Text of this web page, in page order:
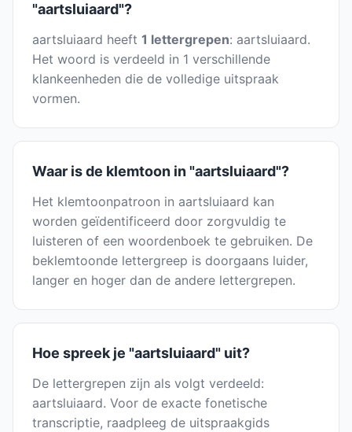
"aartsluiaard"?
aartsluiaard heeft 1 lettergrepen: aartsluiaard.
Het woord is verdeeld in 1 verschillende
klankeenheden die de volledige uitspraak
vormen.
Waar is de klemtoon in "aartsluiaard"?
Het klemtoonpatroon in aartsluiaard kan
worden geïdentificeerd door zorgvuldig te
luisteren of een woordenboek te gebruiken. De
beklemtoonde lettergreep is doorgaans luider,
langer en hoger dan de andere lettergrepen.
Hoe spreek je "aartsluiaard" uit?
De lettergrepen zijn als volgt verdeeld:
aartsluiaard. Voor de exacte fonetische
transcriptie, raadpleeg de uitspraakgids